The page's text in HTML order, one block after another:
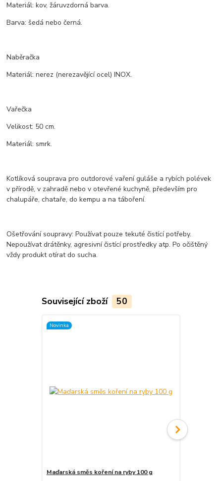
Materiál: kov, žáruvzdorná barva.
Barva: šedá nebo černá.
Naběračka
Materiál: nerez (nerezavějící ocel) INOX.
Vařečka
Velikost: 50 cm.
Materiál: smrk.
Kotlíková souprava pro outdorové vaření guláše a rybích polévek
v přírodě, v zahradě nebo v otevřené kuchyně, především pro
chalupáře, chataře, do kempu a na táboření.
Ošetřování soupravy: Používat pouze tekuté čistící potřeby.
Nepoužívat drátěnky, agresivní čistící prostředky atp. Po očištěný
vždy produkt otírat do sucha.
Související zboží 50
Novinka
Maďarská směs koření na ryby 100 g